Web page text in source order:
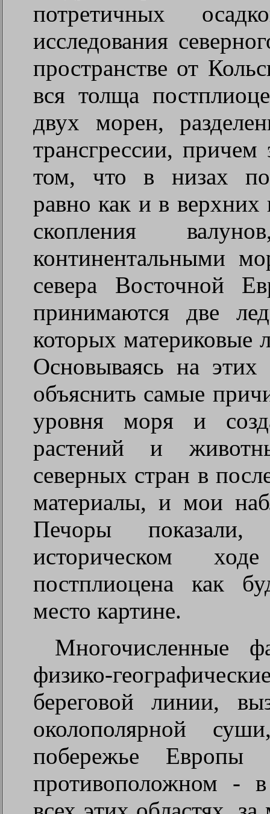
потретичных
исследования
пространстве от
вся толща
двух морен,
трансгрессии, причем
том, что в низах
равно как и в верхних
скопления
континентальными
севера Восточной
принимаются две
которых материковые
Основываясь на этих
объяснить самые
уровня моря и
растений и
северных стран в
материалы, и мои
Печоры
историческом
постплиоцена как
место картине.
Многочисленные
физико-
береговой линии,
околополярной
побережье
противоположном -